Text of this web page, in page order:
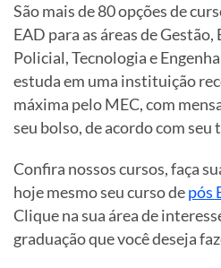
São mais de 80 opções de
EAD para as áreas de
Policial, Tecnologia e
estuda em uma instituição
máxima pelo MEC, com
seu bolso, de acordo com seu
Confira nossos cursos, faça
hoje mesmo seu curso depós
Clique na sua área de
graduação que você deseja